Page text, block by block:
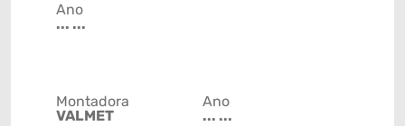
Ano
... ...
Montadora
VALMET
Ano
... ...